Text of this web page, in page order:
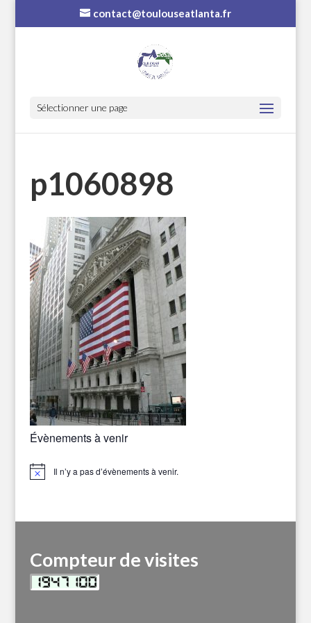
contact@toulouseatlanta.fr
Sélectionner une page
p1060898
Évènements à venir
Notice Il n’y a pas d’évènements à venir.
Compteur de visites